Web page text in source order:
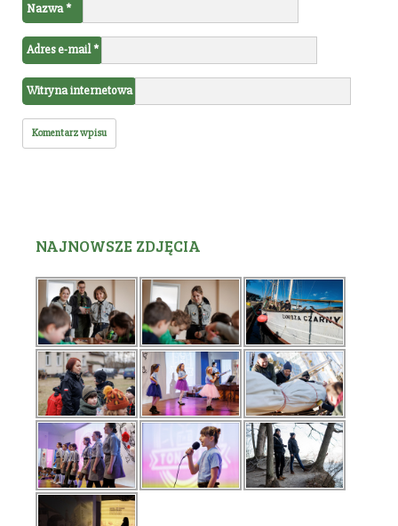
Nazwa*
Adres e-mail*
Witryna internetowa
NAJNOWSZE ZDJĘCIA